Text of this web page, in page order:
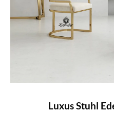
Luxus Stuhl